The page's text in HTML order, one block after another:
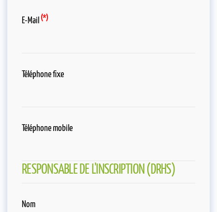
E-Mail (*)
Téléphone fixe
Téléphone mobile
RESPONSABLE DE L'INSCRIPTION (DRHS)
Nom